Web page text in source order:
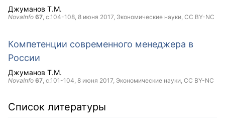
Джуманов Т.М.
NovaInfo 67, с.104-108, 8 июня 2017, Экономические науки, CC BY-NC
Компетенции современного менеджера в
России
Джуманов Т.М.
NovaInfo 67, с.101-104, 8 июня 2017, Экономические науки, CC BY-NC
Список литературы